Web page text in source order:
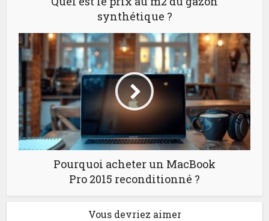
synthétique ?
Pourquoi acheter un MacBook
Pro 2015 reconditionné ?
Vous devriez aimer